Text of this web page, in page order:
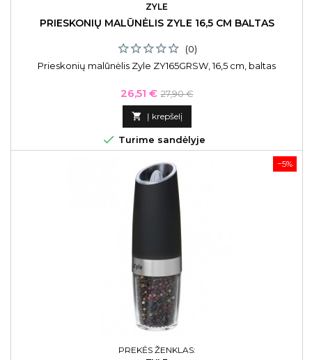
ZYLE
PRIESKONIŲ MALŪNĖLIS ZYLE 16,5 CM BALTAS
(0)
Prieskonių malūnėlis Zyle ZY165GRSW, 16,5 cm, baltas
Kaina
26,51 € Bazinė
kaina
27,90 €
 Į krepšelį
 Turime sandėlyje
−5%
PREKĖS ŽENKLAS: